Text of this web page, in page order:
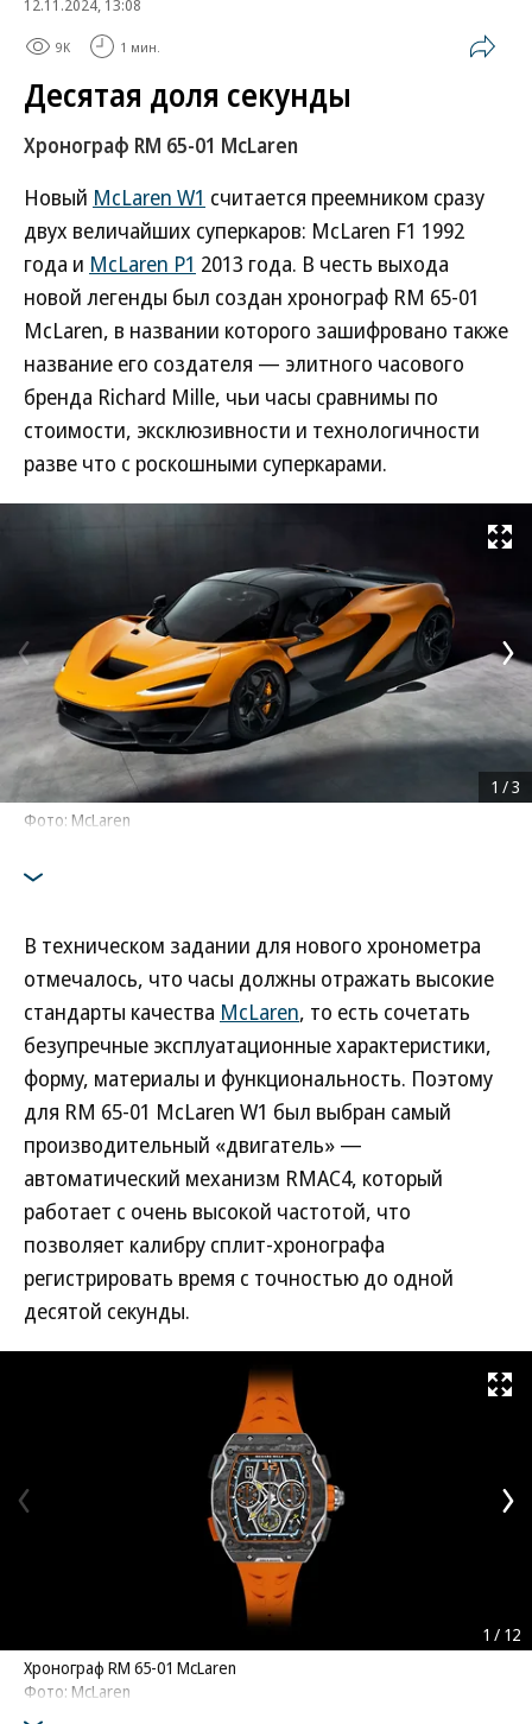
12.11.2024, 13:08
9K 1 мин.
Десятая доля секунды
Хронограф RM 65-01 McLaren
Новый McLaren W1 считается преемником сразу
двух величайших суперкаров: McLaren F1 1992
года и McLaren P1 2013 года. В честь выхода
новой легенды был создан хронограф RM 65-01
McLaren, в названии которого зашифровано также
название его создателя — элитного часового
бренда Richard Mille, чьи часы сравнимы по
стоимости, эксклюзивности и технологичности
разве что с роскошными суперкарами.
Развернуть
Фото: McLaren
1 /3
В техническом задании для нового хронометра
отмечалось, что часы должны отражать высокие
стандарты качества McLaren, то есть сочетать
безупречные эксплуатационные характеристики,
форму, материалы и функциональность. Поэтому
для RM 65-01 McLaren W1 был выбран самый
производительный «двигатель» —
автоматический механизм RMAC4, который
работает с очень высокой частотой, что
позволяет калибру сплит-хронографа
регистрировать время с точностью до одной
десятой секунды.
Развернуть
Хронограф RM 65-01 McLaren
Фото: McLaren
1 / 12